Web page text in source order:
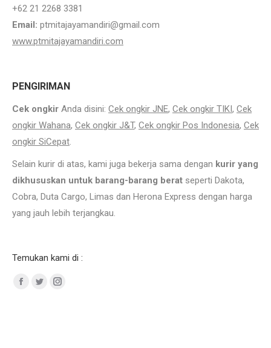
+62 21 2268 3381
Email: ptmitajayamandiri@gmail.com
www.ptmitajayamandiri.com
PENGIRIMAN
Cek ongkir Anda disini: Cek ongkir JNE, Cek ongkir TIKI, Cek
ongkir Wahana, Cek ongkir J&T, Cek ongkir Pos Indonesia, Cek
ongkir SiCepat.
Selain kurir di atas, kami juga bekerja sama dengan kurir yang
dikhususkan untuk barang-barang berat seperti Dakota,
Cobra, Duta Cargo, Limas dan Herona Express dengan harga
yang jauh lebih terjangkau.
Temukan kami di :
Facebook
TwitterInstagram